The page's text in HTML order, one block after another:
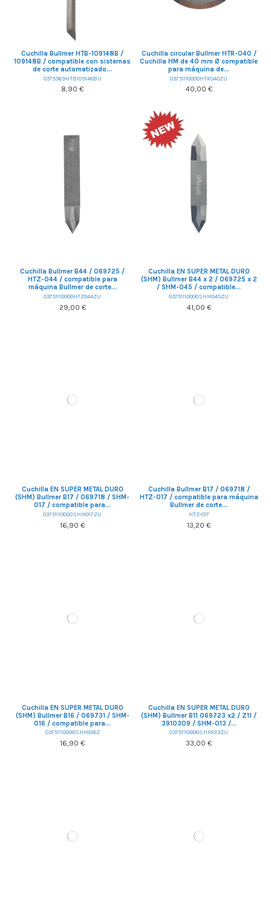
Cuchilla Bullmer HTB-109148B /
109148B / compatible con sistemas
de corte automatizado...
0375569HTB109148BU
8,90 €
Cuchilla circular Bullmer HTR-040 /
Cuchilla HM de 40 mm Ø compatible
para máquina de...
03751110000HTR040ZU
40,00 €
Cuchilla Bullmer B44 / 069725 /
HTZ-044 / compatible para
máquina Bullmer de corte...
03751110000HTZ044ZU
29,00 €
Cuchilla EN SUPER METAL DURO
(SHM) Bullmer B44 x 2 / 069725 x 2
/ SHM-045 / compatible...
03751110000SHM045ZU
41,00 €
Cuchilla EN SUPER METAL DURO
(SHM) Bullmer B17 / 069718 / SHM-
017 / compatible para...
03751110000SHM017ZU
16,90 €
Cuchilla Bullmer B17 / 069718 /
HTZ-017 / compatible para máquina
Bullmer de corte...
HTZ-017
13,20 €
Cuchilla EN SUPER METAL DURO
(SHM) Bullmer B16 / 069731 / SHM-
016 / compatible para...
03751110000SHM016Z
16,90 €
Cuchilla EN SUPER METAL DURO
(SHM) Bullmer B11 069723 x2 / Z11 /
3910309 / SHM-013 /...
03751110000SHM013ZU
33,00 €